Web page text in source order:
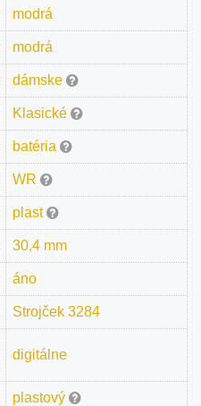
modrá
modrá
dámske
Klasické
batéria
WR
plast
30,4 mm
áno
Strojček 3284
digitálne
plastový